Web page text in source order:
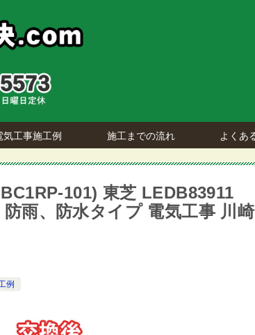
気工事施工例 施工までの流れ よくあ
101) 東芝 LEDB83911
雨、防水タイプ 電気工事 川崎
例